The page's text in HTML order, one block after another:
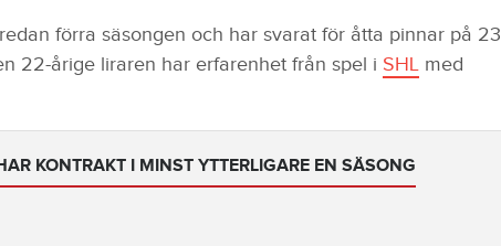
förra säsongen och har svarat för åtta pinnar på 23
22-årige liraren har erfarenhet från spel i SHL med
KONTRAKT I MINST YTTERLIGARE EN SÄSONG